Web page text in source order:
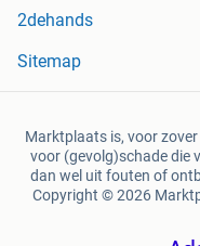
2dehands
Sitemap
Marktplaats is, voor
voor (gevolg)schade die
dan wel uit fouten of
Copyright © 2026